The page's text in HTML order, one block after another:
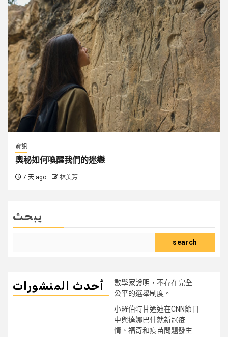
資訊
奧秘如何喚醒我們的迷戀
7 天 ago 林美芳
يبحث
search
أحدث المنشورات
數學家證明，不存在完全
公平的選舉制度。
小羅伯特甘迺迪在CNN節目
中與達娜巴什就新冠疫
情、福奇和疫苗問題發生